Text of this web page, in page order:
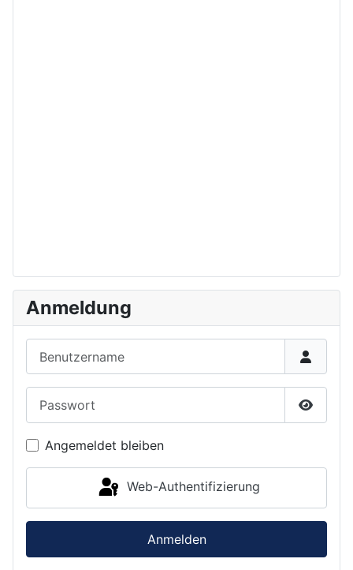
Anmeldung
Angemeldet bleiben
Web-Authentifizierung
Anmelden